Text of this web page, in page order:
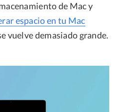
de Mac y
espacio en tu Mac
vuelve demasiado grande.